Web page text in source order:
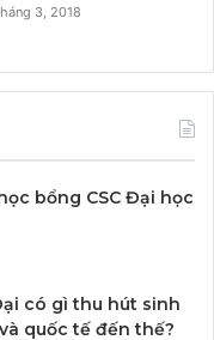
3, 2018
bổng CSC Đại học
có gì thu hút sinh
quốc tế đến thế?